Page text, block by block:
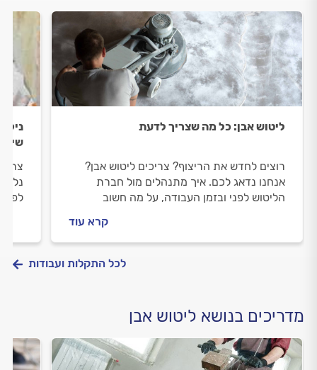
ליטוש אבן: כל מה שצריך לדעת
רוצים לחדש את הריצוף? צריכים ליטוש אבן?
אנחנו נדאג לכם. איך מתנהלים מול חברת
הליטוש לפני ובזמן העבודה, על מה חשוב
קרא עוד
לכל התקלות ועבודות
מדריכים בנושא ליטוש אבן